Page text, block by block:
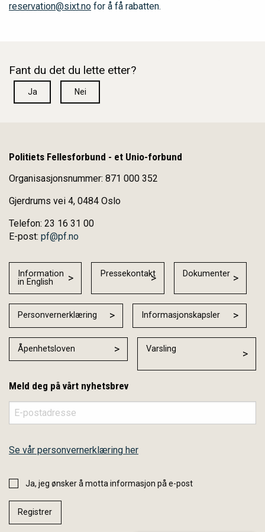
reservation@sixt.no for å få rabatten.
Fant du det du lette etter?
Ja Nei
Politiets Fellesforbund - et Unio-forbund
Organisasjonsnummer: 871 000 352
Gjerdrums vei 4, 0484 Oslo
Telefon: 23 16 31 00
E-post: pf@pf.no
Information
in English
Pressekontakt Dokumenter
Personvernerklæring Informasjonskapsler
Åpenhetsloven Varsling
Meld deg på vårt nyhetsbrev
Se vår personvernerklæring her
Ja, jeg ønsker å motta informasjon på e-post